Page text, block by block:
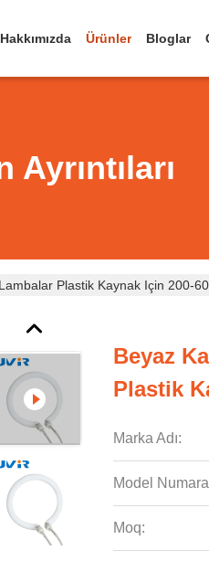
Ürünler Bloglar
Ayrıntıları
Plastik Kaynak Için 200-
Beyaz
Plastik
Marka Adı:
Model
Moq: